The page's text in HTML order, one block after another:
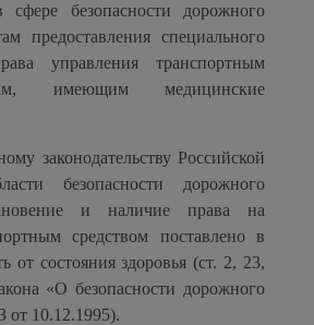
сфере безопасности дорожного
предоставления специального
управления транспортным
имеющим медицинские
законодательству Российской
безопасности дорожного
и наличие права на
средством поставлено в
от состояния здоровья (ст. 2, 23,
«О безопасности дорожного
10.12.1995).